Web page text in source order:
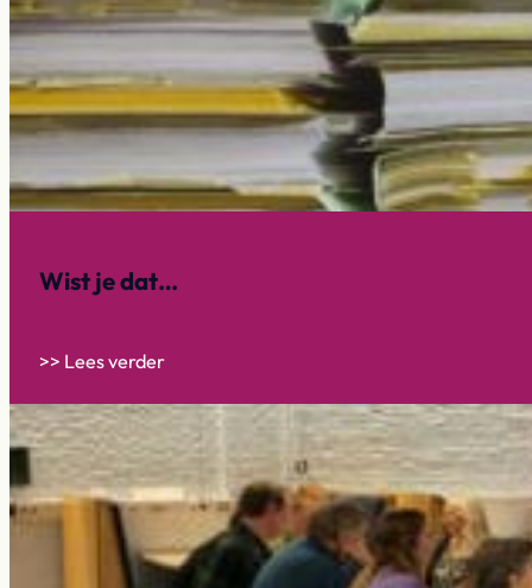
Wist je dat…
>> Lees verder